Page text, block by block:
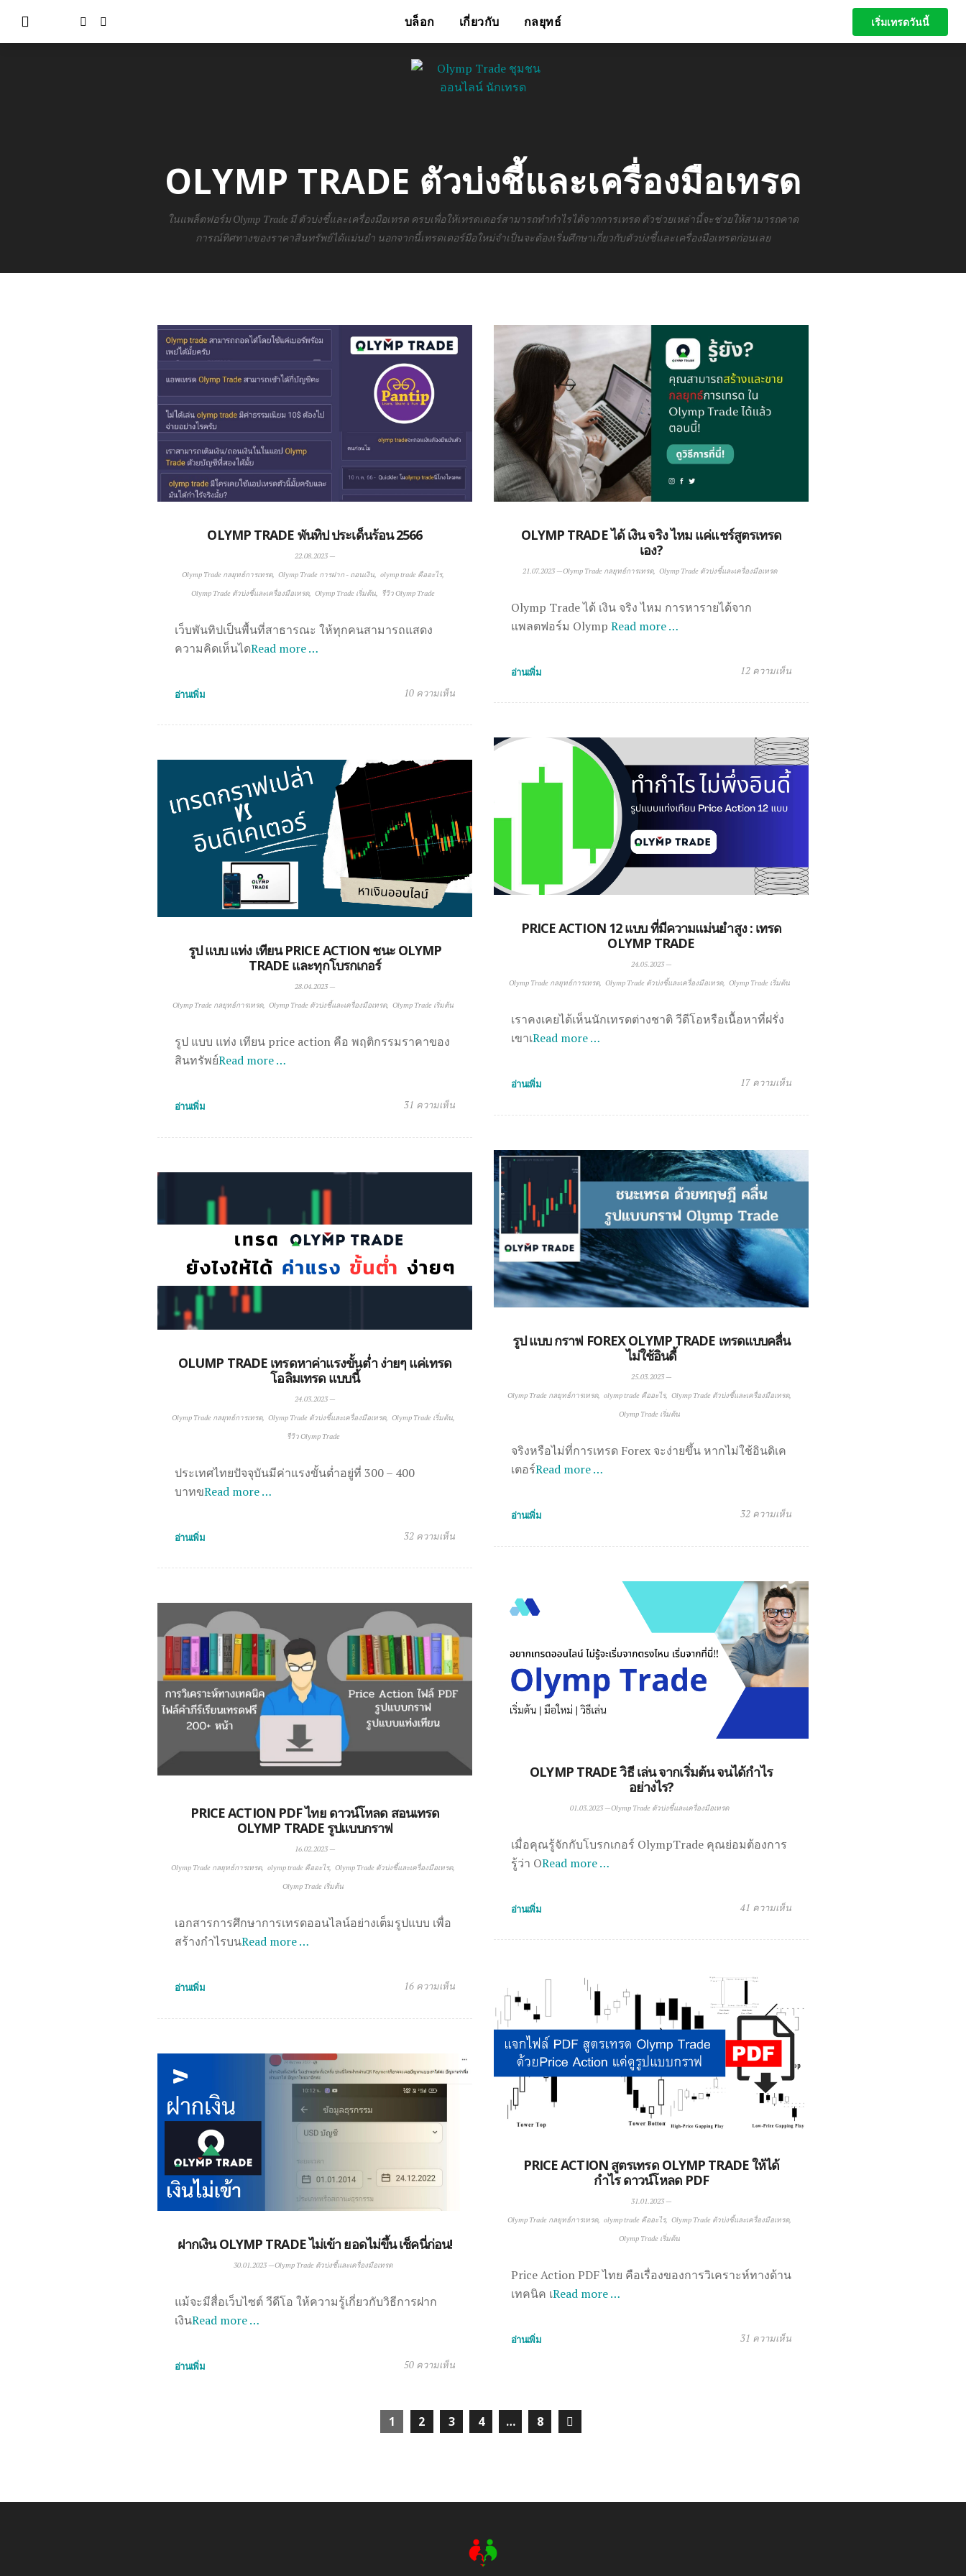
เริ่มเทรดวันนี้
บล็อก เกี่ยวกับ กลยุทธ์
OLYMP TRADE ตัวบ่งชี้และเครื่องมือเทรด
ในแพล็ตฟอร์ม Olymp Trade มี ตัวบ่งชี้และเครื่องมือเทรด ครบเพื่อให้เทรดเดอร์สามารถทำกำไรได้จากการเทรด ตัวช่วยเหล่านี้จะช่วยให้สามารถคาด
การณ์ทิศทางของราคาสินทรัพย์ได้แม่นยำ นอกจากนี้เทรดเดอร์มือใหม่จำเป็นจะต้องเริ่มศึกษาเกี่ยวกับตัวบ่งชี้และเครื่องมือเทรดก่อนเลย
OLYMP TRADE พันทิป ประเด็นร้อน 2566
22.08.2023—
Olymp Trade กลยุทธ์การเทรด
Olymp Trade การฝาก - ถอนเงิน
olymp trade คืออะไร
Olymp Trade ตัวบ่งชี้และเครื่องมือเทรด
Olymp Trade เริ่มต้น รีวิว Olymp Trade
เว็บพันทิปเป็นพื้นที่สาธารณะ ให้ทุกคนสามารถแสดง
ความคิดเห็นไดRead more …
อ่านเพิ่ม 10 ความเห็น
OLYMP TRADE ได้ เงิน จริง ไหม แค่แชร์สูตรเทรด
เอง?
21.07.2023—Olymp Trade กลยุทธ์การเทรด Olymp Trade ตัวบ่งชี้และเครื่องมือเทรด
Olymp Trade ได้ เงิน จริง ไหม การหารายได้จาก
แพลตฟอร์ม Olymp Read more …
อ่านเพิ่ม 12 ความเห็น
PRICE ACTION 12 แบบ ที่มีความแม่นยำสูง : เทรด
OLYMP TRADE
24.05.2023—
Olymp Trade กลยุทธ์การเทรด
Olymp Trade ตัวบ่งชี้และเครื่องมือเทรด Olymp Trade เริ่มต้น
เราคงเคยได้เห็นนักเทรดต่างชาติ วีดีโอหรือเนื้อหาที่ฝรั่ง
เขาเRead more …
อ่านเพิ่ม 17 ความเห็น
รูป แบบ แท่ง เทียน PRICE ACTION ชนะ OLYMP
TRADE และทุกโบรกเกอร์
28.04.2023—
Olymp Trade กลยุทธ์การเทรด
Olymp Trade ตัวบ่งชี้และเครื่องมือเทรด Olymp Trade เริ่มต้น
รูป แบบ แท่ง เทียน price action คือ พฤติกรรมราคาของ
สินทรัพย์Read more …
อ่านเพิ่ม 31 ความเห็น
รูป แบบ กราฟ FOREX OLYMP TRADE เทรดแบบคลื่น
ไม่ใช้อินดี้
25.03.2023—
Olymp Trade กลยุทธ์การเทรด
olymp trade คืออะไร
Olymp Trade ตัวบ่งชี้และเครื่องมือเทรด
Olymp Trade เริ่มต้น
จริงหรือไม่ที่การเทรด Forex จะง่ายขึ้น หากไม่ใช้อินดิเค
เตอร์Read more …
อ่านเพิ่ม 32 ความเห็น
OLUMP TRADE เทรดหาค่าแรงขั้นต่ำ ง่ายๆ แค่เทรด
โอลิมเทรด แบบนี้
24.03.2023—
Olymp Trade กลยุทธ์การเทรด
Olymp Trade ตัวบ่งชี้และเครื่องมือเทรด
Olymp Trade เริ่มต้น
รีวิว Olymp Trade
ประเทศไทยปัจจุบันมีค่าแรงขั้นต่ำอยู่ที่ 300 – 400
บาทขRead more …
อ่านเพิ่ม 32 ความเห็น
OLYMP TRADE วิธี เล่น จากเริ่มต้น จนได้กำไร
อย่างไร?
01.03.2023—Olymp Trade ตัวบ่งชี้และเครื่องมือเทรด
เมื่อคุณรู้จักกับโบรกเกอร์ OlympTrade คุณย่อมต้องการ
รู้ว่า ORead more …
อ่านเพิ่ม 41 ความเห็น
PRICE ACTION PDF ไทย ดาวน์โหลด สอนเทรด
OLYMP TRADE รูปแบบกราฟ
16.02.2023—
Olymp Trade กลยุทธ์การเทรด
olymp trade คืออะไร
Olymp Trade ตัวบ่งชี้และเครื่องมือเทรด
Olymp Trade เริ่มต้น
เอกสารการศึกษาการเทรดออนไลน์อย่างเต็มรูปแบบ เพื่อ
สร้างกำไรบนRead more …
อ่านเพิ่ม 16 ความเห็น
PRICE ACTION สูตรเทรด OLYMP TRADE ให้ได้
กำไร ดาวน์โหลด PDF
31.01.2023—
Olymp Trade กลยุทธ์การเทรด
olymp trade คืออะไร
Olymp Trade ตัวบ่งชี้และเครื่องมือเทรด
Olymp Trade เริ่มต้น
Price Action PDF ไทย คือเรื่องของการวิเคราะห์ทางด้าน
เทคนิค เRead more …
อ่านเพิ่ม 31 ความเห็น
ฝากเงิน OLYMP TRADE ไม่เข้า ยอดไม่ขึ้น เช็คนี่ก่อน!
30.01.2023—Olymp Trade ตัวบ่งชี้และเครื่องมือเทรด
แม้จะมีสื่อเว็บไซต์ วีดีโอ ให้ความรู้เกี่ยวกับวิธีการฝาก
เงินRead more …
อ่านเพิ่ม 50 ความเห็น
1 2 3 4 … 8
เริ่มเทรดวันนี้